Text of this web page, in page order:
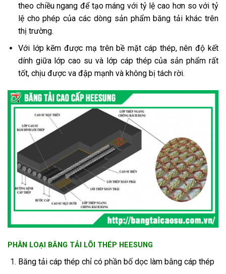
theo chiều ngang để tạo máng với tỷ lệ cao hơn so với tỷ
lệ cho phép của các dòng sản phẩm băng tải khác trên
thị trường.
Với lớp kẽm được mạ trên bề mặt cáp thép, nên độ kết
dính giữa lớp cao su và lớp cáp thép của sản phẩm rất
tốt, chịu được va đập mạnh và không bị tách rời.
PHÂN LOẠI BĂNG TẢI LÕI THÉP HEESUNG
Băng tải cáp thép chỉ có phần bố dọc làm bằng cáp thép